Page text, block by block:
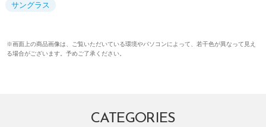
サングラス
※画面上の商品画像は、ご覧いただいている環境やパソコンによって、若干色が異なって見え
る場合がございます。予めご了承ください。
CATEGORIES